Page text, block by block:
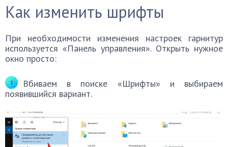
Как изменить шрифты
При необходимости изменения настроек гарнитур
используется «Панель управления». Открыть нужное
окно просто:
Вбиваем в поиске «Шрифты» и выбираем
появившийся вариант.